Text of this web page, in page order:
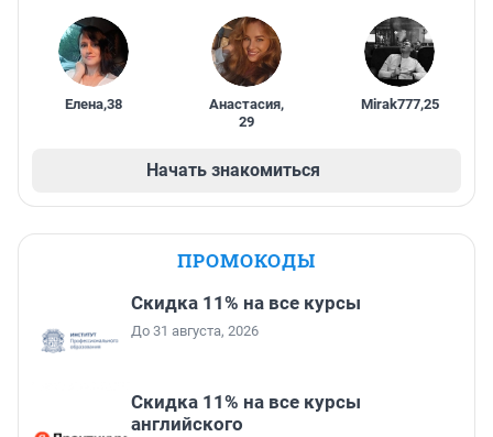
Елена,38 Анастасия,
29
Mirak777,25
Начать знакомиться
ПРОМОКОДЫ
Скидка 11% на все курсы
До 31 августа, 2026
Скидка 11% на все курсы
английского